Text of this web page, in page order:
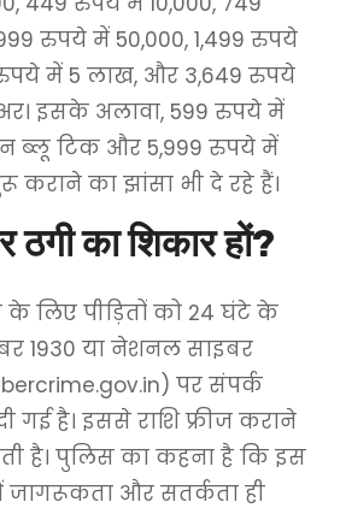
रुपये में 50,000, 1,499 रुपये
में 5 लाख, और 3,649 रुपये
इसके अलावा, 599 रुपये में
ब्लू टिक और 5,999 रुपये में
कराने का झांसा भी दे रहे हैं।
का शिकार हों?
लिए पीड़ितों को 24 घंटे के
1930 या नेशनल साइबर
पर संपर्क
गई है। इससे राशि फ्रीज कराने
है। पुलिस का कहना है कि इस
और सतर्कता ही